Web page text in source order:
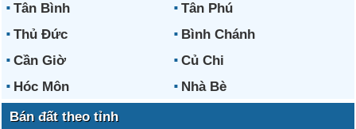
Tân Bình
Tân Phú
Thủ Đức
Bình Chánh
Cần Giờ
Củ Chi
Hóc Môn
Nhà Bè
Bán đất theo tỉnh